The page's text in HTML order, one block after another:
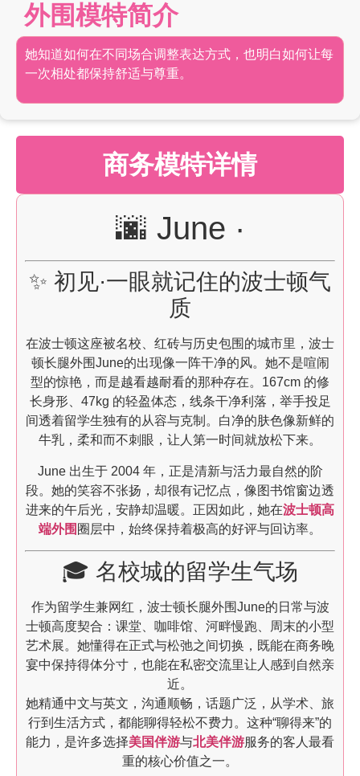
外围模特简介
她知道如何在不同场合调整表达方式，也明白如何让每
一次相处都保持舒适与尊重。
商务模特详情
🌆 June ·
✨ 初见·一眼就记住的波士顿气
质
在波士顿这座被名校、红砖与历史包围的城市里，波士
顿长腿外围June的出现像一阵干净的风。她不是喧闹
型的惊艳，而是越看越耐看的那种存在。167cm 的修
长身形、47kg 的轻盈体态，线条干净利落，举手投足
间透着留学生独有的从容与克制。白净的肤色像新鲜的
牛乳，柔和而不刺眼，让人第一时间就放松下来。
June 出生于 2004 年，正是清新与活力最自然的阶
段。她的笑容不张扬，却很有记忆点，像图书馆窗边透
进来的午后光，安静却温暖。正因如此，她在波士顿高
端外围 圈层中，始终保持着极高的好评与回访率。
🎓 名校城的留学生气场
作为留学生兼网红，波士顿长腿外围June的日常与波
士顿高度契合：课堂、咖啡馆、河畔慢跑、周末的小型
艺术展。她懂得在正式与松弛之间切换，既能在商务晚
宴中保持得体分寸，也能在私密交流里让人感到自然亲
近。
她精通中文与英文，沟通顺畅，话题广泛，从学术、旅
行到生活方式，都能聊得轻松不费力。这种“聊得来”的
能力，是许多选择美国伴游与北美伴游服务的客人最看
重的核心价值之一。